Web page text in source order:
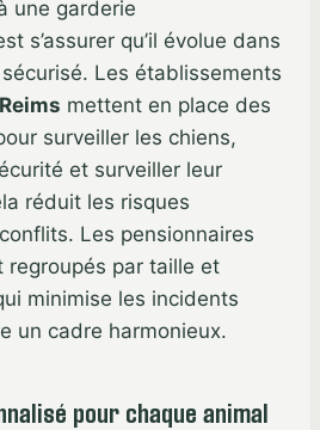
une garderie
s’assurer qu’il évolue dans
Les établissements
mettent en place des
surveiller les chiens,
et surveiller leur
réduit les risques
Les pensionnaires
regroupés par taille et
minimise les incidents
un cadre harmonieux.
pour chaque animal